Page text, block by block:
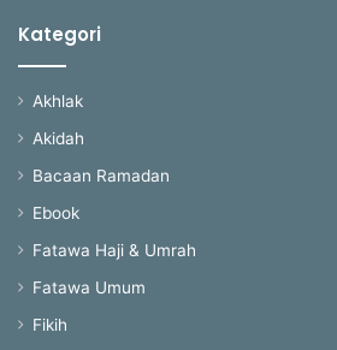
Kategori
Akhlak
Akidah
Bacaan Ramadan
Ebook
Fatawa Haji & Umrah
Fatawa Umum
Fikih